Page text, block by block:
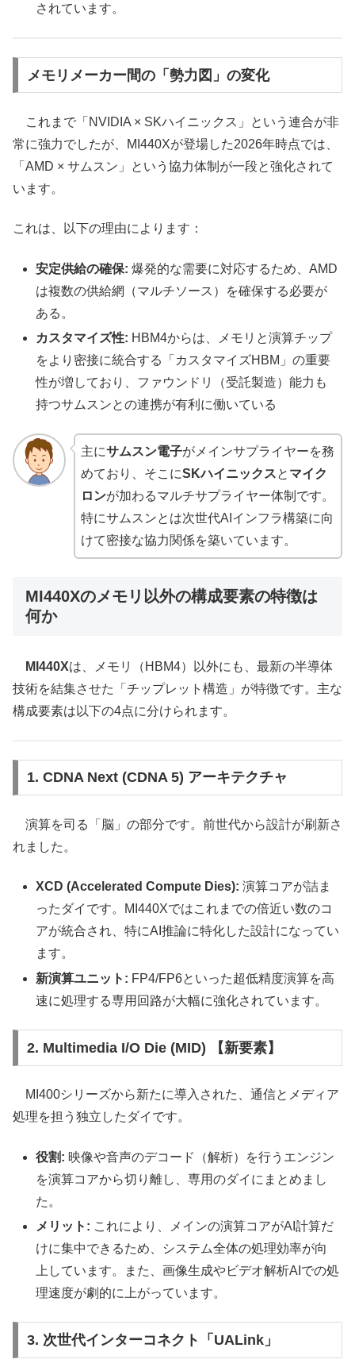
されています。
メモリメーカー間の「勢力図」の変化
これまで「NVIDIA × SKハイニックス」という連合が非
常に強力でしたが、MI440Xが登場した2026年時点では、
「AMD × サムスン」という協力体制が一段と強化されて
います。
これは、以下の理由によります：
安定供給の確保: 爆発的な需要に対応するため、AMD
は複数の供給網（マルチソース）を確保する必要が
ある。
カスタマイズ性: HBM4からは、メモリと演算チップ
をより密接に統合する「カスタマイズHBM」の重要
性が増しており、ファウンドリ（受託製造）能力も
持つサムスンとの連携が有利に働いている
主にサムスン電子がメインサプライヤーを務
めており、そこにSKハイニックスと マイク
ロンが加わるマルチサプライヤー体制です。
特にサムスンとは次世代AIインフラ構築に向
けて密接な協力関係を築いています。
MI440Xのメモリ以外の構成要素の特徴は
何か
MI440Xは、メモリ（HBM4）以外にも、最新の半導体
技術を結集させた「チップレット構造」が特徴です。主な
構成要素は以下の4点に分けられます。
1. CDNA Next (CDNA 5) アーキテクチャ
演算を司る「脳」の部分です。前世代から設計が刷新さ
れました。
XCD (Accelerated Compute Dies): 演算コアが詰ま
ったダイです。MI440Xではこれまでの倍近い数のコ
アが統合され、特にAI推論に特化した設計になってい
ます。
新演算ユニット: FP4/FP6といった超低精度演算を高
速に処理する専用回路が大幅に強化されています。
2. Multimedia I/O Die (MID) 【新要素】
MI400シリーズから新たに導入された、通信とメディア
処理を担う独立したダイです。
役割: 映像や音声のデコード（解析）を行うエンジン
を演算コアから切り離し、専用のダイにまとめまし
た。
メリット: これにより、メインの演算コアがAI計算だ
けに集中できるため、システム全体の処理効率が向
上しています。また、画像生成やビデオ解析AIでの処
理速度が劇的に上がっています。
3. 次世代インターコネクト「UALink」